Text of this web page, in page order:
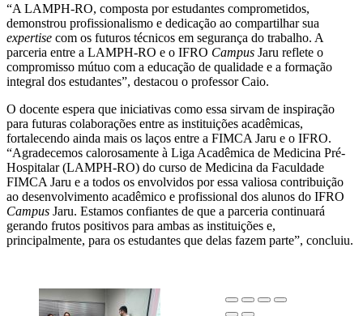
“A LAMPH-RO, composta por estudantes comprometidos,
demonstrou profissionalismo e dedicação ao compartilhar sua
expertise com os futuros técnicos em segurança do trabalho. A
parceria entre a LAMPH-RO e o IFRO Campus Jaru reflete o
compromisso mútuo com a educação de qualidade e a formação
integral dos estudantes”, destacou o professor Caio.
O docente espera que iniciativas como essa sirvam de inspiração
para futuras colaborações entre as instituições acadêmicas,
fortalecendo ainda mais os laços entre a FIMCA Jaru e o IFRO.
“Agradecemos calorosamente à Liga Acadêmica de Medicina Pré-
Hospitalar (LAMPH-RO) do curso de Medicina da Faculdade
FIMCA Jaru e a todos os envolvidos por essa valiosa contribuição
ao desenvolvimento acadêmico e profissional dos alunos do IFRO
Campus Jaru. Estamos confiantes de que a parceria continuará
gerando frutos positivos para ambas as instituições e,
principalmente, para os estudantes que delas fazem parte”, concluiu.